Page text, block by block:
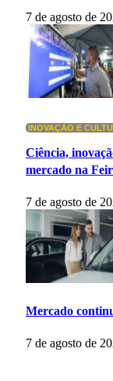
7 de agosto de
INOVAÇÃO E
Ciência,
mercado na
7 de agosto de
Mercado
7 de agosto de